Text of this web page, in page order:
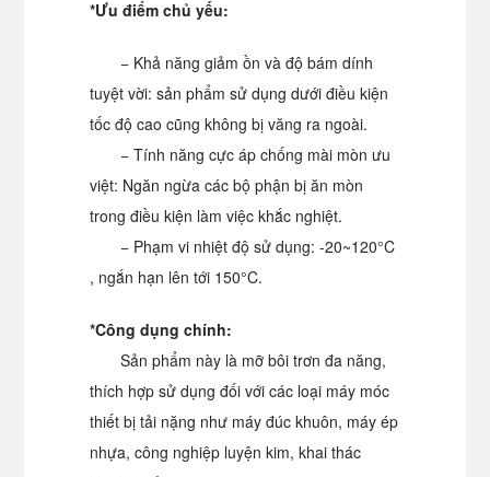
*Ưu điểm chủ yếu:
− Khả năng giảm ồn và độ bám dính
tuyệt vời: sản phẩm sử dụng dưới điều kiện
tốc độ cao cũng không bị văng ra ngoài.
− Tính năng cực áp chống mài mòn ưu
việt: Ngăn ngừa các bộ phận bị ăn mòn
trong điều kiện làm việc khắc nghiệt.
− Phạm vi nhiệt độ sử dụng: -20~120°C
, ngắn hạn lên tới 150°C.
*Công dụng chính:
Sản phẩm này là mỡ bôi trơn đa năng,
thích hợp sử dụng đối với các loại máy móc
thiết bị tải nặng như máy đúc khuôn, máy ép
nhựa, công nghiệp luyện kim, khai thác